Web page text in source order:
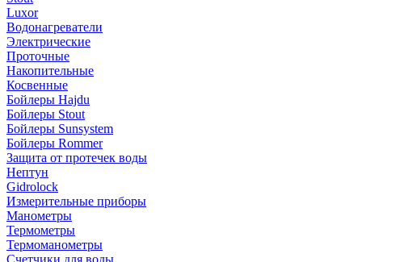
Luxor
Водонагреватели
Электрические
Проточные
Накопительные
Косвенные
Бойлеры Hajdu
Бойлеры Stout
Бойлеры Sunsystem
Бойлеры Rommer
Защита от протечек воды
Нептун
Gidrolock
Измерительные приборы
Манометры
Термометры
Термоманометры
Счетчики для воды